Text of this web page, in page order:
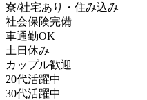
寮/社宅あり・住み込み
社会保険完備
車通勤OK
土日休み
カップル歓迎
20代活躍中
30代活躍中